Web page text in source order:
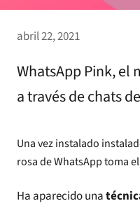
abril 22, 2021
WhatsApp Pink, el
a través de chats
Una vez instalado
rosa de WhatsApp toma
Ha aparecido una